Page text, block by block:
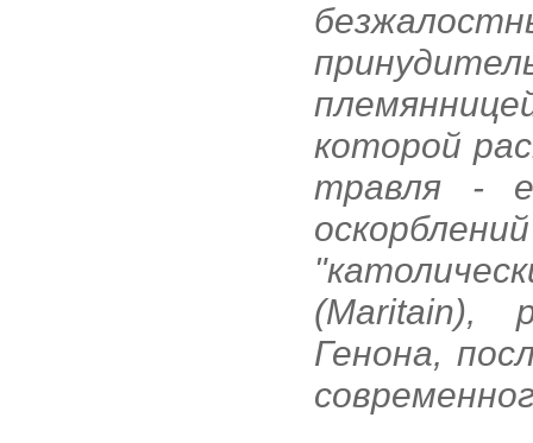
которой
травля -
(Maritain),
Генона,